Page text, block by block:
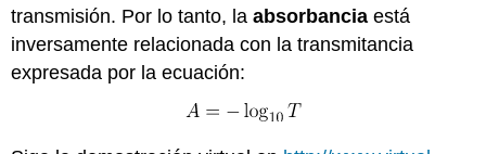
transmisión. Por lo tanto, laabsorbancia está
inversamente relacionada con la transmitancia
expresada por la ecuación: